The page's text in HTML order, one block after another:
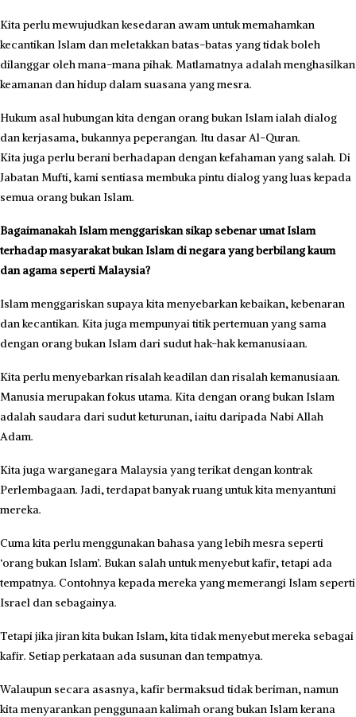
Kita perlu mewujudkan kesedaran awam untuk memahamkan
kecantikan Islam dan meletakkan batas-batas yang tidak boleh
dilanggar oleh mana-mana pihak. Matlamatnya adalah menghasilkan
keamanan dan hidup dalam suasana yang mesra.
Hukum asal hubungan kita dengan orang bukan Islam ialah dialog
dan kerjasama, bukannya peperangan. Itu dasar Al-Quran.
Kita juga perlu berani berhadapan dengan kefahaman yang salah. Di
Jabatan Mufti, kami sentiasa membuka pintu dialog yang luas kepada
semua orang bukan Islam.
Bagaimanakah Islam menggariskan sikap sebenar umat Islam
terhadap masyarakat bukan Islam di negara yang berbilang kaum
dan agama seperti Malaysia?
Islam menggariskan supaya kita menyebarkan kebaikan, kebenaran
dan kecantikan. Kita juga mempunyai titik pertemuan yang sama
dengan orang bukan Islam dari sudut hak-hak kemanusiaan.
Kita perlu menyebarkan ri­salah keadilan dan risalah kemanusiaan.
Manusia merupakan fokus utama. Kita dengan orang bukan Islam
adalah saudara dari sudut keturunan, iaitu daripada Nabi Allah
Adam.
Kita juga warganegara Malaysia yang terikat dengan kontrak
Perlembagaan. Jadi, terdapat banyak ruang untuk kita menyantuni
mereka.
Cuma kita perlu menggunakan bahasa yang lebih mesra seperti
‘orang bukan Islam’. Bukan salah untuk menyebut kafir, tetapi ada
tempatnya. Contohnya kepada mereka yang memerangi Islam seperti
Israel dan sebagainya.
Tetapi jika jiran kita bukan Islam, kita tidak menyebut mereka sebagai
kafir. Setiap perkataan ada susunan dan tempatnya.
Walaupun secara asasnya, kafir bermaksud tidak beriman, namun
kita menyarankan penggunaan kalimah orang bukan Islam kerana